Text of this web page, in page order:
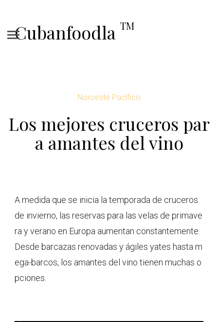
Cubanfoodla TM
Noroeste Pacífico
Los mejores cruceros par
a amantes del vino
A medida que se inicia la temporada de cruceros
de invierno, las reservas para las velas de primave
ra y verano en Europa aumentan constantemente.
Desde barcazas renovadas y ágiles yates hasta m
ega-barcos, los amantes del vino tienen muchas o
pciones.